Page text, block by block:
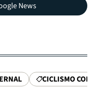
News
CICLISMO